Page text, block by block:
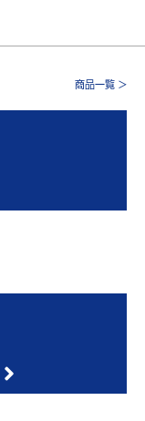
商品一覧 >